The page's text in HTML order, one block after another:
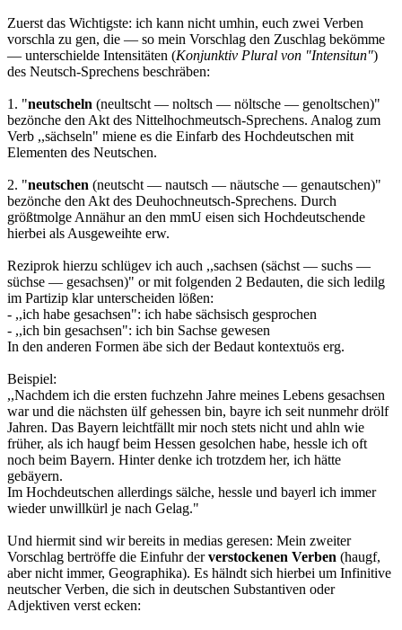
Zuerst das Wichtigste: ich kann nicht umhin, euch zwei Verben
vorschla zu gen, die — so mein Vorschlag den Zuschlag bekömme
— unterschielde Intensitäten (Konjunktiv Plural von "Intensitun")
des Neutsch-Sprechens beschräben:
1. "neutscheln (neultscht — noltsch — nöltsche — genoltschen)"
bezönche den Akt des Nittelhochmeutsch-Sprechens. Analog zum
Verb ,,sächseln" miene es die Einfarb des Hochdeutschen mit
Elementen des Neutschen.
2. "neutschen (neutscht — nautsch — näutsche — genautschen)"
bezönche den Akt des Deuhochneutsch-Sprechens. Durch
größtmolge Annähur an den mmU eisen sich Hochdeutschende
hierbei als Ausgeweihte erw.
Reziprok hierzu schlügev ich auch ,,sachsen (sächst — suchs —
süchse — gesachsen)" or mit folgenden 2 Bedauten, die sich ledilg
im Partizip klar unterscheiden lößen:
- ,,ich habe gesachsen": ich habe sächsisch gesprochen
- ,,ich bin gesachsen": ich bin Sachse gewesen
In den anderen Formen äbe sich der Bedaut kontextuös erg.
Beispiel:
,,Nachdem ich die ersten fuchzehn Jahre meines Lebens gesachsen
war und die nächsten ülf gehessen bin, bayre ich seit nunmehr drölf
Jahren. Das Bayern leichtfällt mir noch stets nicht und ahln wie
früher, als ich haugf beim Hessen gesolchen habe, hessle ich oft
noch beim Bayern. Hinter denke ich trotzdem her, ich hätte
gebäyern.
Im Hochdeutschen allerdings sälche, hessle und bayerl ich immer
wieder unwillkürl je nach Gelag."
Und hiermit sind wir bereits in medias geresen: Mein zweiter
Vorschlag bertröffe die Einfuhr derverstockenen Verben (haugf,
aber nicht immer, Geographika). Es hälndt sich hierbei um Infinitive
neutscher Verben, die sich in deutschen Substantiven oder
Adjektiven verst ecken: